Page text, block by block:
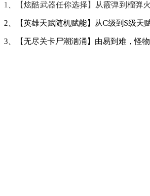
1、【炫酷武器任你选择】从霰弹到榴弹
2、【英雄天赋随机赋能】从C级到S级天
3、【无尽关卡尸潮汹涌】由易到难，怪